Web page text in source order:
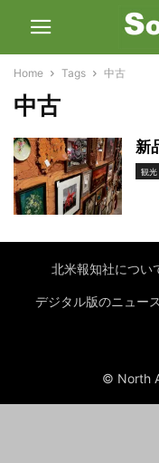
Home Tags 中古
中古
新
観光
北米報知社につい
デジタル版のニュー
© North